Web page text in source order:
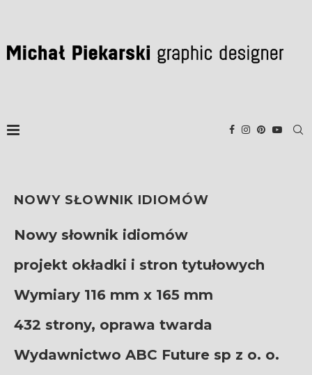
NOWY SŁOWNIK IDIOMÓW
Nowy słownik idiomów
projekt okładki i stron tytułowych
Wymiary 116 mm x 165 mm
432 strony, oprawa twarda
Wydawnictwo ABC Future sp z o. o.